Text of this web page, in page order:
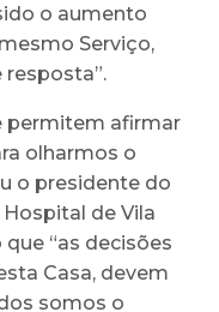
o aumento
Serviço,
permitem afirmar
olharmos o
o presidente do
de Vila
que “as decisões
Casa, devem
somos o